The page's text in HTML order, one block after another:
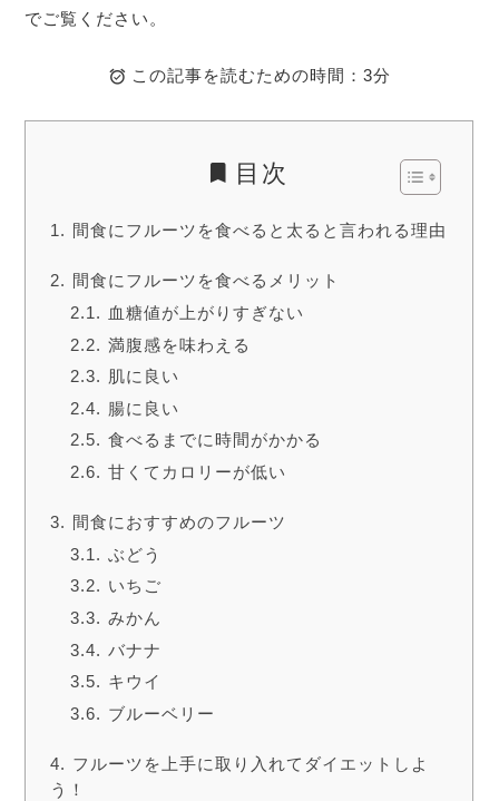
でご覧ください。
この記事を読むための時間：3分
目次
間食にフルーツを食べると太ると言われる理由
間食にフルーツを食べるメリット
血糖値が上がりすぎない
満腹感を味わえる
肌に良い
腸に良い
食べるまでに時間がかかる
甘くてカロリーが低い
間食におすすめのフルーツ
ぶどう
いちご
みかん
バナナ
キウイ
ブルーベリー
フルーツを上手に取り入れてダイエットしよ
う！